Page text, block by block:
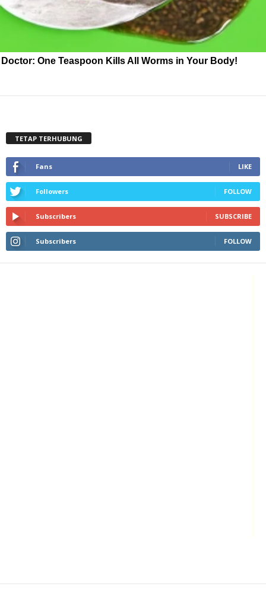
Doctor: One Teaspoon Kills All Worms in Your Body!
TETAP TERHUBUNG
Fans LIKE
Followers FOLLOW
Subscribers SUBSCRIBE
Subscribers FOLLOW